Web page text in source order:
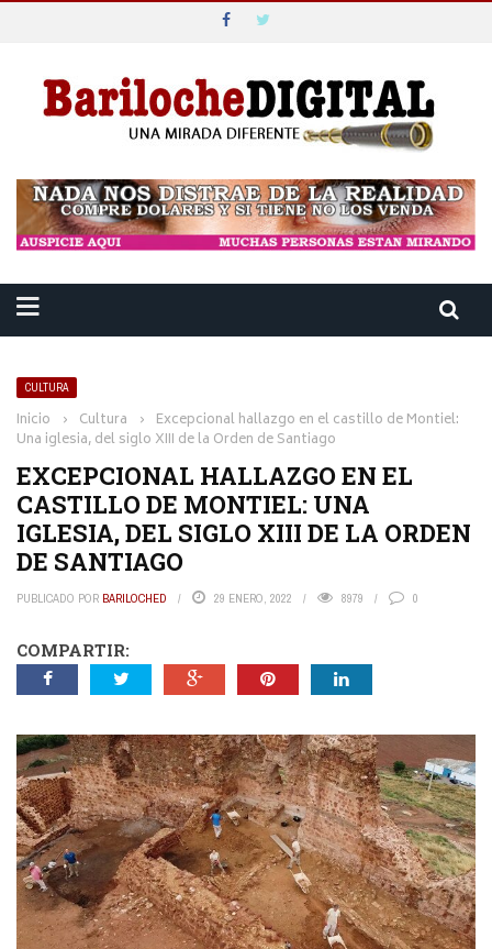
CULTURA
Inicio › Cultura › Excepcional hallazgo en el castillo de Montiel:
Una iglesia, del siglo XIII de la Orden de Santiago
EXCEPCIONAL HALLAZGO EN EL
CASTILLO DE MONTIEL: UNA
IGLESIA, DEL SIGLO XIII DE LA ORDEN
DE SANTIAGO
PUBLICADO POR BARILOCHED 29 ENERO, 2022 8979 0
COMPARTIR: